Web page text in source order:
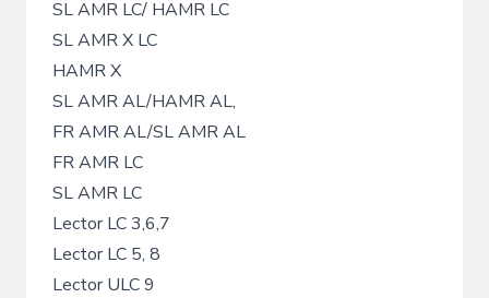
SL AMR LC/ HAMR LC
SL AMR X LC
HAMR X
SL AMR AL/HAMR AL,
FR AMR AL/SL AMR AL
FR AMR LC
SL AMR LC
Lector LC 3,6,7
Lector LC 5, 8
Lector ULC 9